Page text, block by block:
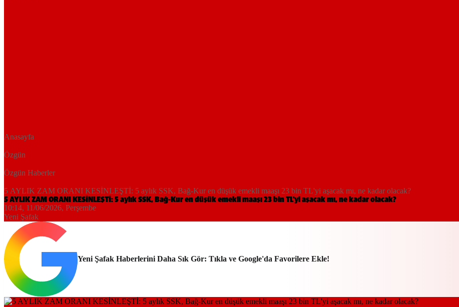
Anasayfa
Özgün
Özgün Haberler
5 AYLIK ZAM ORANI KESİNLEŞTİ: 5 aylık SSK, Bağ-Kur en düşük emekli maaşı 23 bin TL'yi aşacak mı, ne kadar olacak?
5 AYLIK ZAM ORANI KESİNLEŞTİ: 5 aylık SSK, Bağ-Kur en düşük emekli maaşı 23 bin TL'yi aşacak mı, ne kadar olacak?
10:14, 11/06/2026, Perşembe
Yeni Şafak
Yeni Şafak Haberlerini Daha Sık Gör: Tıkla ve Google'da Favorilere Ekle!